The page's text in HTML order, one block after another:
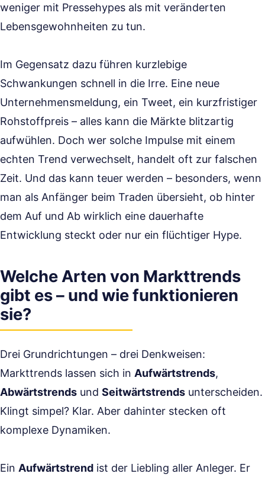
weniger mit Pressehypes als mit veränderten
Lebensgewohnheiten zu tun.
Im Gegensatz dazu führen kurzlebige
Schwankungen schnell in die Irre. Eine neue
Unternehmensmeldung, ein Tweet, ein kurzfristiger
Rohstoffpreis – alles kann die Märkte blitzartig
aufwühlen. Doch wer solche Impulse mit einem
echten Trend verwechselt, handelt oft zur falschen
Zeit. Und das kann teuer werden – besonders, wenn
man als Anfänger beim Traden übersieht, ob hinter
dem Auf und Ab wirklich eine dauerhafte
Entwicklung steckt oder nur ein flüchtiger Hype.
Welche Arten von Markttrends
gibt es – und wie funktionieren
sie?
Drei Grundrichtungen – drei Denkweisen:
Markttrends lassen sich in Aufwärtstrends,
Abwärtstrends und Seitwärtstrends unterscheiden.
Klingt simpel? Klar. Aber dahinter stecken oft
komplexe Dynamiken.
Ein Aufwärtstrend ist der Liebling aller Anleger. Er